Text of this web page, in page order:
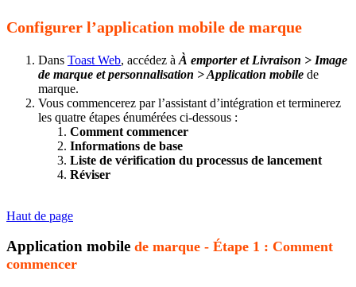
Configurer l’application mobile de marque
Dans Toast Web, accédez à À emporter et Livraison > Image
de marque et personnalisation > Application mobile de
marque.
Vous commencerez par l’assistant d’intégration et terminerez
les quatre étapes énumérées ci-dessous :
Comment commencer
Informations de base
Liste de vérification du processus de lancement
Réviser
Haut de page
Application mobile de marque - Étape 1 : Comment
commencer